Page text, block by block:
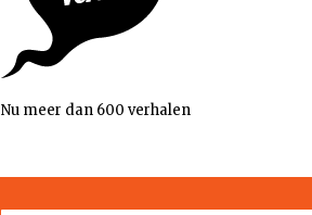
Nu meer dan 600 verhalen